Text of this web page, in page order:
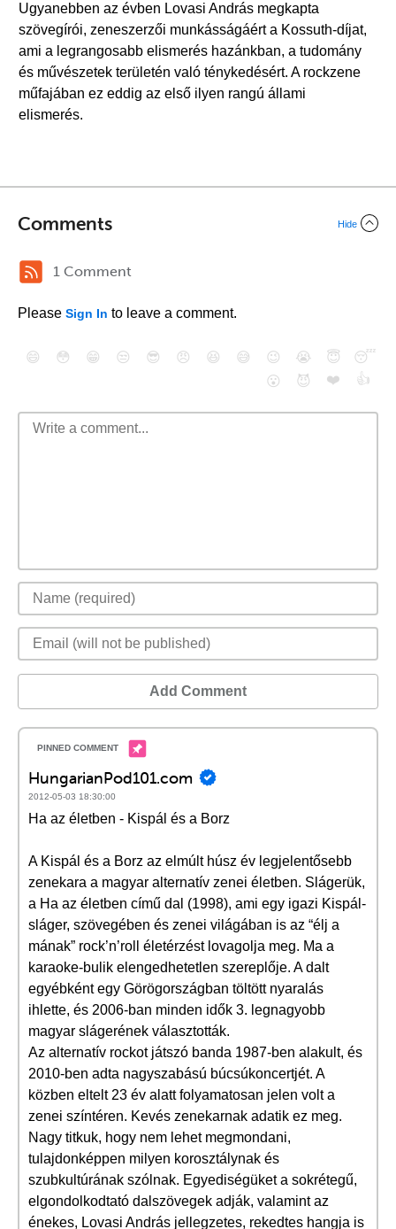
Ugyanebben az évben Lovasi András megkapta
szövegírói, zeneszerzői munkásságáért a Kossuth-díjat,
ami a legrangosabb elismerés hazánkban, a tudomány
és művészetek területén való ténykedésért. A rockzene
műfajában ez eddig az első ilyen rangú állami
elismerés.
Comments Hide
1 Comment
Please Sign In to leave a comment.
😄 😳 😁 😒 😎 😠 😆 😅 😉 😭 😇
😴
😮
😈 ❤️ 👍
Add Comment
HungarianPod101.com
2012-05-03 18:30:00
Ha az életben - Kispál és a Borz
A Kispál és a Borz az elmúlt húsz év legjelentősebb
zenekara a magyar alternatív zenei életben. Slágerük,
a Ha az életben című dal (1998), ami egy igazi Kispál-
sláger, szövegében és zenei világában is az “élj a
mának” rock’n’roll életérzést lovagolja meg. Ma a
karaoke-bulik elengedhetetlen szereplője. A dalt
egyébként egy Görögországban töltött nyaralás
ihlette, és 2006-ban minden idők 3. legnagyobb
magyar slágerének választották.
Az alternatív rockot játszó banda 1987-ben alakult, és
2010-ben adta nagyszabású búcsúkoncertjét. A
közben eltelt 23 év alatt folyamatosan jelen volt a
zenei színtéren. Kevés zenekarnak adatik ez meg.
Nagy titkuk, hogy nem lehet megmondani,
tulajdonképpen milyen korosztálynak és
szubkultúrának szólnak. Egyediségüket a sokrétegű,
elgondolkodtató dalszövegek adják, valamint az
énekes, Lovasi András jellegzetes, rekedtes hangja is